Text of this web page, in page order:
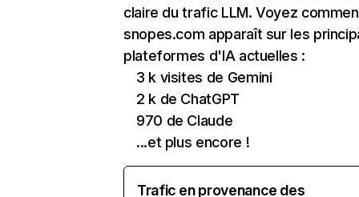
claire du trafic LLM. Voyez
snopes.com apparaît sur les
plateformes d'IA actuelles :
3 k visites de Gemini
2 k de ChatGPT
970 de Claude
...et plus encore !
Trafic en provenance des